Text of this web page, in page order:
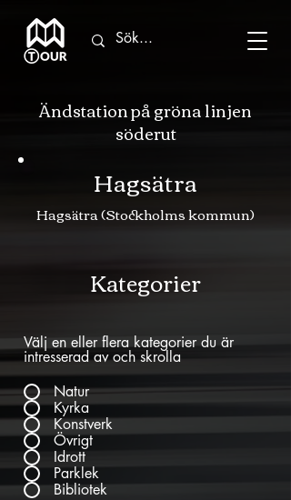
Ändstation på gröna linjen
söderut
Hagsätra
Hagsätra (Stockholms kommun)
Kategorier
Välj en eller flera kategorier du är
intresserad av och skrolla
Natur
Kyrka
Konstverk
Övrigt
Idrott
Parklek
Bibliotek